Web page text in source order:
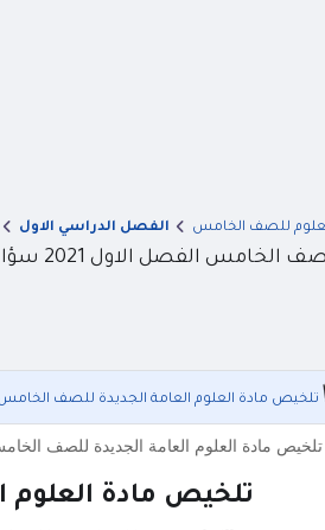
للصف الخامس الفصل الدراسي الاول
الفصل الاول 2021 سؤال و جواب
تلخيص مادة العلوم العامة الجديدة للصف الخامس الفصل
تلخيص مادة العلوم العامة الجديدة للصف الخامس الفصل الاول 2021 سؤال و جواب تلخيص العلوم العامة الصف الخامس الفصل
تلخيص مادة العلوم